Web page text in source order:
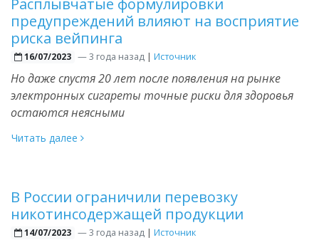
предупреждений влияют на восприятие
риска вейпинга
16/07/2023 —3 года назад | Источник
Но даже спустя 20 лет после появления на рынке
электронных сигареты точные риски для здоровья
остаются неясными
Читать далее
В России ограничили перевозку
никотинсодержащей продукции
14/07/2023 —3 года назад | Источник